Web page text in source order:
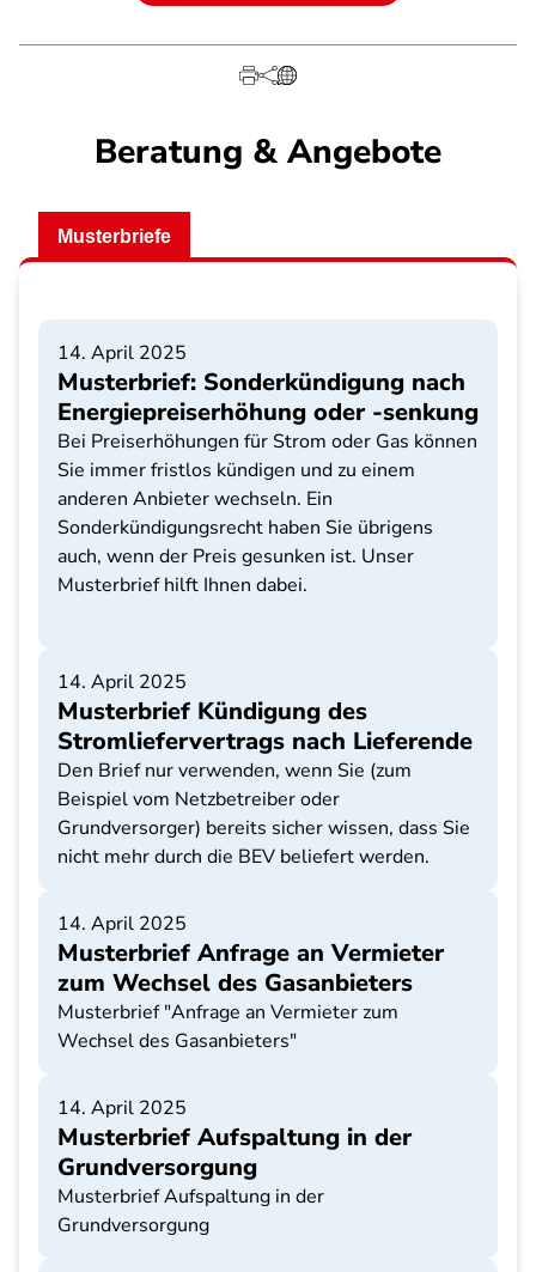
Beratung & Angebote
Musterbriefe
14. April 2025
Musterbrief: Sonderkündigung nach
Energiepreiserhöhung oder -senkung
Bei Preiserhöhungen für Strom oder Gas können
Sie immer fristlos kündigen und zu einem
anderen Anbieter wechseln. Ein
Sonderkündigungsrecht haben Sie übrigens
auch, wenn der Preis gesunken ist. Unser
Musterbrief hilft Ihnen dabei.
14. April 2025
Musterbrief Kündigung des
Stromliefervertrags nach Lieferende
Den Brief nur verwenden, wenn Sie (zum
Beispiel vom Netzbetreiber oder
Grundversorger) bereits sicher wissen, dass Sie
nicht mehr durch die BEV beliefert werden.
14. April 2025
Musterbrief Anfrage an Vermieter
zum Wechsel des Gasanbieters
Musterbrief "Anfrage an Vermieter zum
Wechsel des Gasanbieters"
14. April 2025
Musterbrief Aufspaltung in der
Grundversorgung
Musterbrief Aufspaltung in der
Grundversorgung